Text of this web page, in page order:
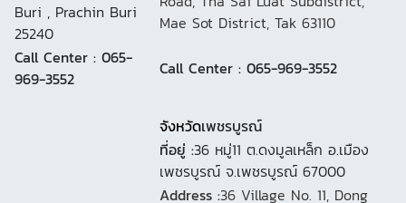
Buri , Prachin Buri
25240
Mae Sot District, Tak 63110
Call Center : 065-
969-3552
Call Center : 065-969-3552
จังหวัดเพชรบูรณ์
ที่อยู่ :36 หมู่11 ต.ดงมูลเหล็ก อ.เมือง
เพชรบูรณ์ จ.เพชรบูรณ์ 67000
Address :36 Village No. 11, Dong